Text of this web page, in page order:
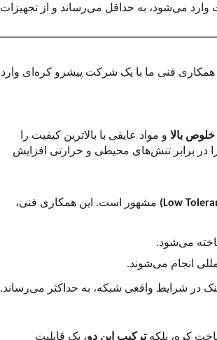
وارد می‌شود، به حداقل می‌رساند و از تجهیزات
فنی ما با یک شرکت پیشرو کره‌ای وارد
خلوص بالا و مواد عایقی با بالاترین کیفیت را
در برابر تنش‌های محیطی و حرارتی افزایش
(Low مشهور است. این همکاری فنی،
می‌شود.
انجام می‌شوند.
در شرایط واقعی شبکه، به حداکثر می‌رساند.
کره، بلکهترکیب این دو، یک قابلیت